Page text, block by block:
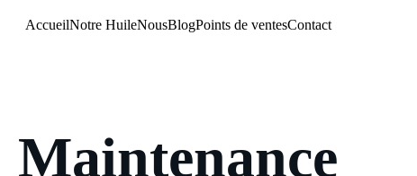
AccueilNotre HuileNousBlogPoints de ventesContact
Maintenance